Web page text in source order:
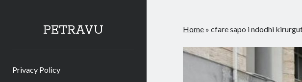
PETRAVU
Privacy Policy
Home »cfare sapo i ndodhi